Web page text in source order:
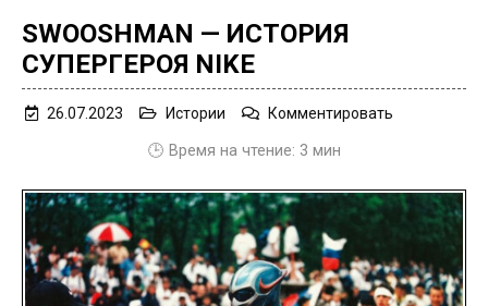
SWOOSHMAN — ИСТОРИЯ
СУПЕРГЕРОЯ NIKE
26.07.2023 Истории Комментировать
супергероя
🕒 Время на чтение: 3 мин